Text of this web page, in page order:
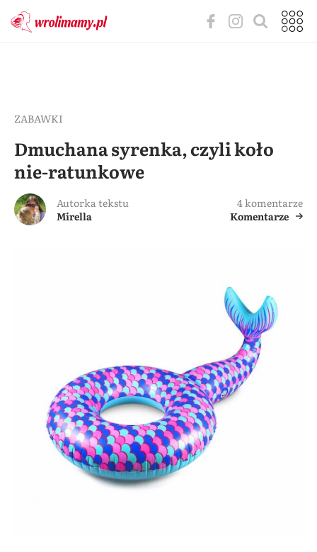
ZABAWKI
Dmuchana syrenka, czyli koło
nie-ratunkowe
Autorka tekstu
Mirella
4 komentarze
Komentarze